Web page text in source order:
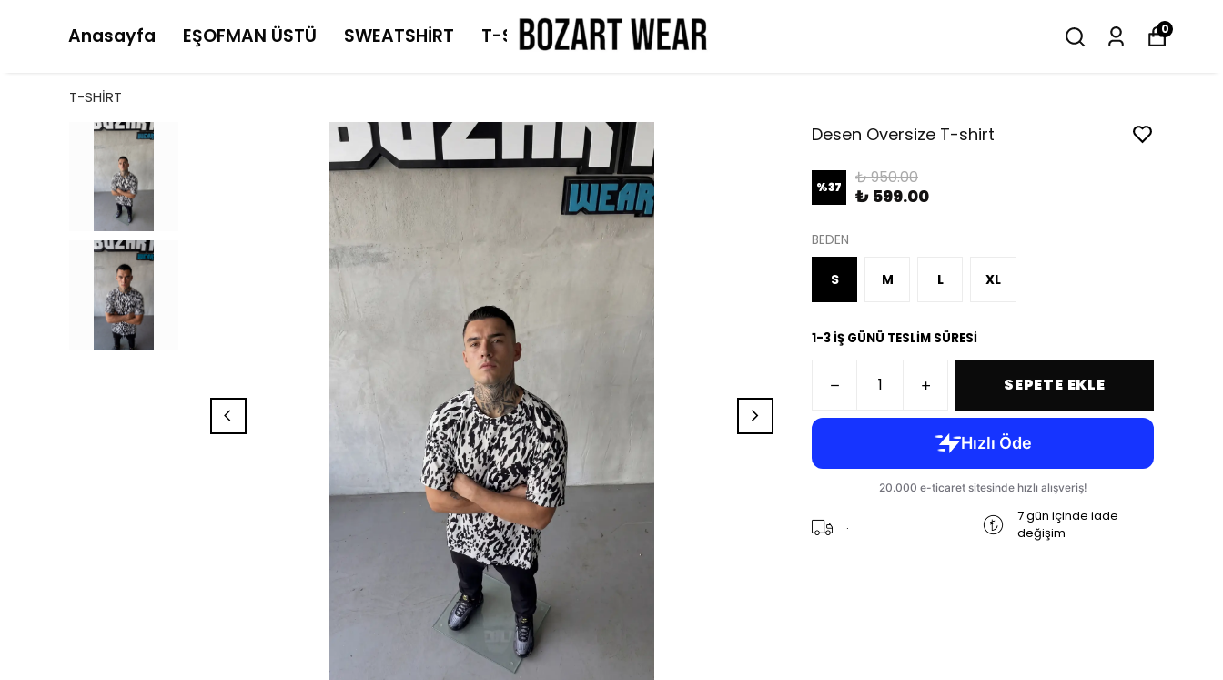
Anasayfa EŞOFMAN ÜSTÜ SWEATSHİRT T-SHİRT 0
T-SHİRT
Desen Oversize T-shirt
%37 ₺ 950.00
₺ 599.00
BEDEN
S M L XL
1-3 İŞ GÜNÜ TESLİM SÜRESİ
SEPETE EKLE
.
7 gün içinde iade
değişim